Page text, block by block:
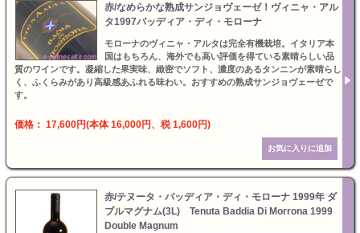
赤/なめらかな熟成サンジョヴェーゼ！ヴィニャ・アル
タ1997バッディア・ディ・モローナ
モローナのヴィニャ・アルタは完全有機栽培。イタリア本
国はもちろん、海外でも高い評価を得ている素晴らしい品
質のワインです。凝縮した果実味、緻密でソフト、濃度のあるタンニンが素晴らし
く、ふくらみがあり高級感あふれる味わい。おすすめの熟成サンジョヴェーゼで
す。
価格： 17,600円(本体 16,000円、税 1,600円)
赤/テヌータ・バッディア・ディ・モローナ 1999年 ダ
ブルマグナム(3L) Tenuta Baddia Di Morrona 1999
Double Magnum